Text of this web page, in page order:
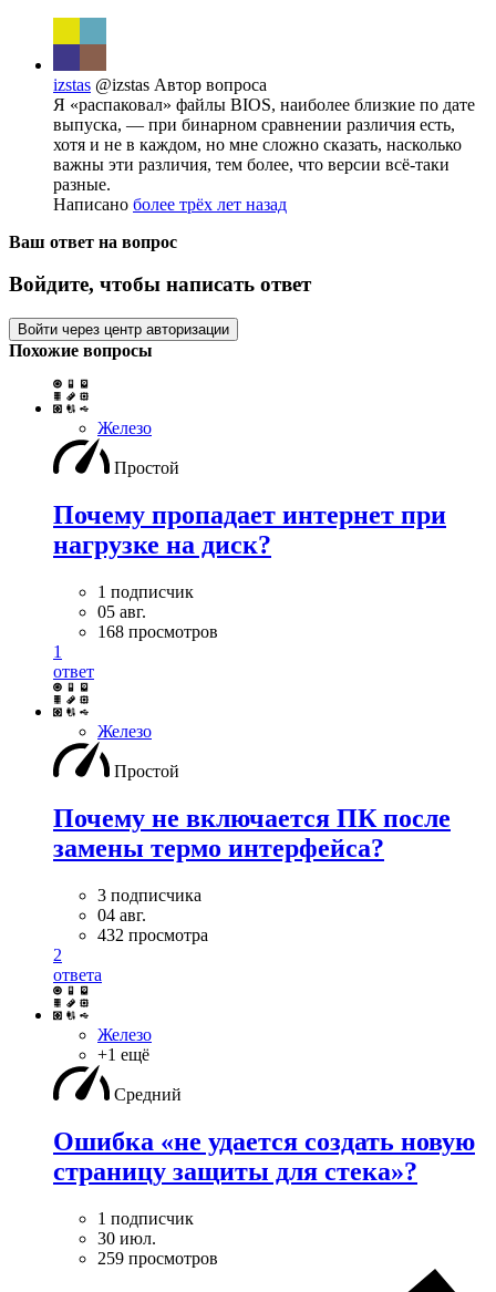
izstas @izstas Автор вопроса
Я «распаковал» файлы BIOS, наиболее близкие по дате
выпуска, — при бинарном сравнении различия есть,
хотя и не в каждом, но мне сложно сказать, насколько
важны эти различия, тем более, что версии всё-таки
разные.
Написано более трёх лет назад
Ваш ответ на вопрос
Войдите, чтобы написать ответ
Войти через центр авторизации
Похожие вопросы
Железо
Простой
Почему пропадает интернет при
нагрузке на диск?
1 подписчик
05 авг.
168 просмотров
1
ответ
Железо
Простой
Почему не включается ПК после
замены термо интерфейса?
3 подписчика
04 авг.
432 просмотра
2
ответа
Железо
+1 ещё
Средний
Ошибка «не удается создать новую
страницу защиты для стека»?
1 подписчик
30 июл.
259 просмотров